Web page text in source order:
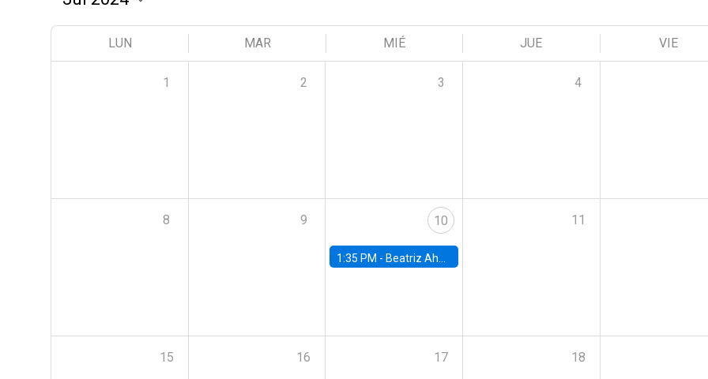
LUN MAR MIÉ JUE VIE
1 2 3 4
8 9 10
1:35 PM - Beatriz Ahumada, PhD candidate, Universidad de Pittsburgh
11
15 16 17 18